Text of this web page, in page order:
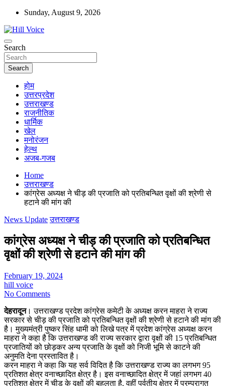
Skip
content
Sunday, August 9, 2026
Hill Voice
न्यूज़ पोर्टल
Search
Search
होम
उत्तरप्रदेश
उत्तराखण्ड
राजनीतिक
धार्मिक
खेल
मनोरंजन
हेल्थ
अजब-गजब
Home
उत्तराखण्ड
कांग्रेस अध्यक्ष ने चीड़ की प्रजाति को प्रतिबन्धित वृक्षों की श्रेणी से
हटाने की मांग की
News Update उत्तराखण्ड
कांग्रेस अध्यक्ष ने चीड़ की प्रजाति को प्रतिबन्धित
वृक्षों की श्रेणी से हटाने की मांग की
February 19, 2024
hill voice
No Comments
देहरादून। उत्तराखण्ड प्रदेश कांग्रेस कमेटी के अध्यक्ष करन माहरा ने राज्य
सरकार से चीड़ की प्रजाति को प्रतिबन्धित वृक्षों की श्रेणी से हटाने की मांग की
है। मुख्यमंत्री पुष्कर सिंह धामी को लिखे पत्र में प्रदेश कांग्रेस अध्यक्ष करन
माहरा ने कहा है कि उत्तराखण्ड की राज्य सरकार द्वारा वृक्षों की 15 प्रतिबन्धित
प्रजातियों को छोड़कर अन्य प्रजाति के वृक्षों को निजी भूमि से काटने की
अनुमति देना प्रस्तावित है।
करन माहरा ने कहा कि यह सर्व विदित है कि उत्तराखण्ड राज्य का लगभग 95
प्रतिशत क्षेत्र वनाच्छादित क्षेत्र है। इस वनाच्छादित क्षेत्र में जहां लगभग 40
प्रतिशत क्षेत्र में चीड़ के वृक्षों की बहुलता है, वहीं पर्वतीय क्षेत्र में परम्परागत